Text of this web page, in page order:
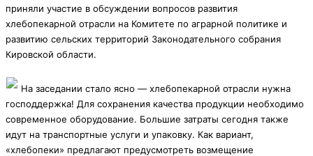
приняли участие в обсуждении вопросов развития
хлебопекарной отрасли на Комитете по аграрной политике и
развитию сельских территорий Законодательного собрания
Кировской области.
На заседании стало ясно — хлебопекарной отрасли нужна
господдержка! Для сохранения качества продукции необходимо
современное оборудование. Большие затраты сегодня также
идут на транспортные услуги и упаковку. Как вариант,
«хлебопеки» предлагают предусмотреть возмещение